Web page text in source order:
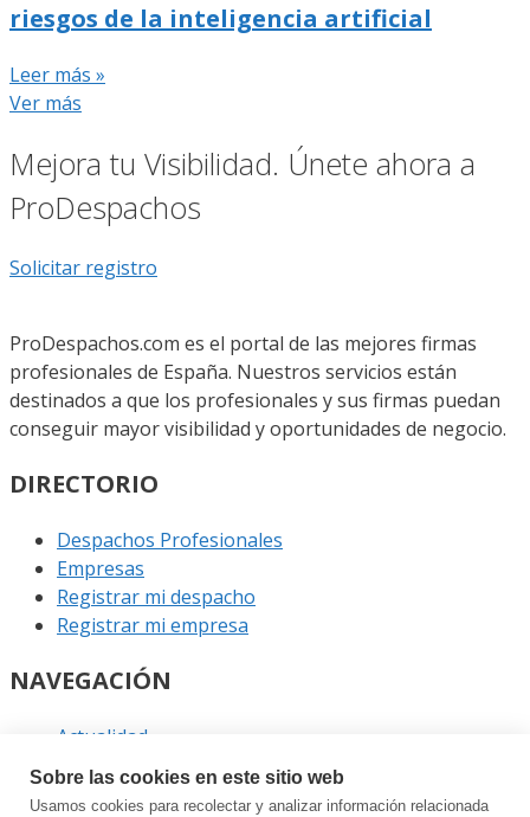
riesgos de la inteligencia artificial
Leer más »
Ver más
Mejora tu Visibilidad. Únete ahora a
ProDespachos
Solicitar registro
ProDespachos.com es el portal de las mejores firmas
profesionales de España. Nuestros servicios están
destinados a que los profesionales y sus firmas puedan
conseguir mayor visibilidad y oportunidades de negocio.
DIRECTORIO
Despachos Profesionales
Empresas
Registrar mi despacho
Registrar mi empresa
NAVEGACIÓN
Actualidad
Podcast
Entrevistas
Sobre las cookies en este sitio web
Usamos cookies para recolectar y analizar información relacionada